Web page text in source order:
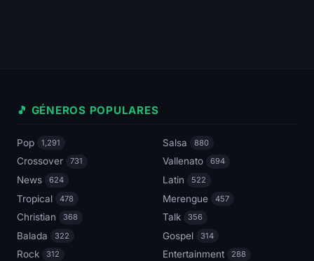
🎵 GÉNEROS POPULARES
Pop 1,291 Salsa 880
Crossover 731 Vallenato 694
News 624 Latin 522
Tropical 478 Merengue 457
Christian 368 Talk 356
Balada 322 Gospel 314
Rock 312 Entertainment 288